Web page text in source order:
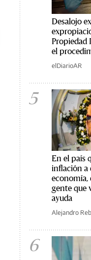
Desalojo
Propiedad
el
elDiarioAR
5
En el país
inflación a
economía,
gente que
ayuda
Alejandro
6